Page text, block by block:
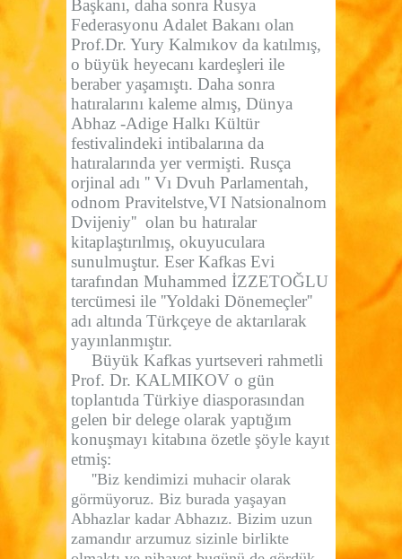
Başkanı, daha sonra Rusya
Federasyonu Adalet Bakanı olan
Prof.Dr. Yury Kalmıkov da katılmış,
o büyük heyecanı kardeşleri ile
beraber yaşamıştı. Daha sonra
hatıralarını kaleme almış, Dünya
Abhaz -Adige Halkı Kültür
festivalindeki intibalarına da
hatıralarında yer vermişti. Rusça
orjinal adı '' Vı Dvuh Parlamentah,
odnom Pravitelstve,VI Natsionalnom
Dvijeniy'' olan bu hatıralar
kitaplaştırılmış, okuyuculara
sunulmuştur. Eser Kafkas Evi
tarafından Muhammed İZZETOĞLU
tercümesi ile ''Yoldaki Dönemeçler''
adı altında Türkçeye de aktarılarak
yayınlanmıştır.
Büyük Kafkas yurtseveri rahmetli
Prof. Dr. KALMIKOV o gün
toplantıda Türkiye diasporasından
gelen bir delege olarak yaptığım
konuşmayı kitabına özetle şöyle kayıt
etmiş:
''Biz kendimizi muhacir olarak
görmüyoruz. Biz burada yaşayan
Abhazlar kadar Abhazız. Bizim uzun
zamandır arzumuz sizinle birlikte